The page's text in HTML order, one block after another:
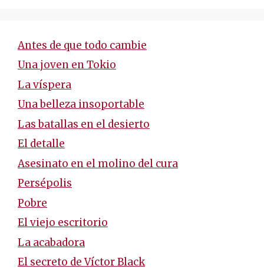
Antes de que todo cambie
Una joven en Tokio
La víspera
Una belleza insoportable
Las batallas en el desierto
El detalle
Asesinato en el molino del cura
Persépolis
Pobre
El viejo escritorio
La acabadora
El secreto de Víctor Black